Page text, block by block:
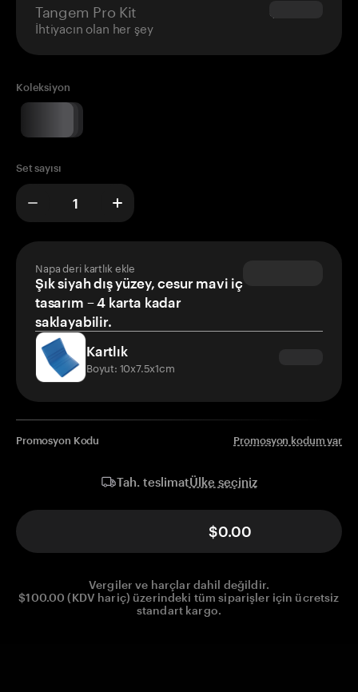
Tangem Pro Kit
İhtiyacın olan her şey
$180.00
Koleksiyon
Set sayısı
Napa deri kartlık ekle
Şık siyah dış yüzey, cesur mavi iç
tasarım – 4 karta kadar
saklayabilir.
Kartlık
Boyut: 10x7.5x1cm
Promosyon Kodu Promosyon kodum var
Tah. teslimatÜlke seçiniz
$0.00
Vergiler ve harçlar dahil değildir.
$100.00 (KDV hariç) üzerindeki tüm siparişler için ücretsiz
standart kargo.